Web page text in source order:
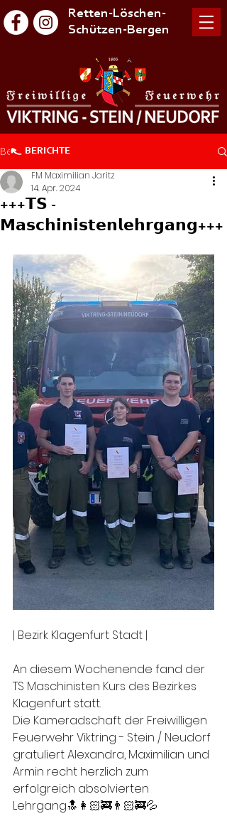
Retten-Löschen-
Schützen-Bergen
Beitrag
+++𝗧𝗦 -
𝗠𝗮𝘀𝗰𝗵𝗶𝗻𝗶𝘀𝘁𝗲𝗻𝗹𝗲𝗵𝗿𝗴𝗮𝗻𝗴+++
FM Maximilian Jaritz
14. Apr. 2024
| Bezirk Klagenfurt Stadt |
An diesem Wochenende fand der
TS Maschinisten Kurs des Bezirkes
Klagenfurt statt.
Die Kameradschaft der Freiwilligen
Feuerwehr Viktring - Stein / Neudorf
gratuliert Alexandra, Maximilian und
Armin recht herzlich zum
erfolgreich absolvierten
Lehrgang🔝👩🏻‍🚒👨🏻‍🚒💦
BERICHTE